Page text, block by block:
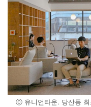
ⓒ 유니언타운. 당산동 최